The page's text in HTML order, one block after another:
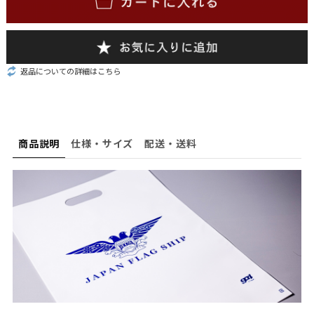
返品についての詳細はこちら
商品説明 仕様・サイズ 配送・送料